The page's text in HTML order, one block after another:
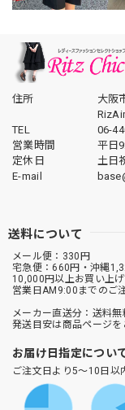
住所
大阪
TEL
06-
営業時間
平日
定休日
土日
E-mail
送料について
メール便：330円
宅急便：660円・沖縄
10,000円以上お買い上
営業日AM9:00までのご
メーカー直送分：送料無
発送目安は商品ページを
お届け日指定につい
ご注文日より5～10日以